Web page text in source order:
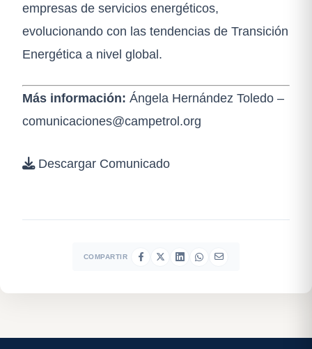
empresas de servicios energéticos,
evolucionando con las tendencias de Transición
Energética a nivel global.
Más información: Ángela Hernández Toledo –
comunicaciones@campetrol.org
Descargar Comunicado
COMPARTIR